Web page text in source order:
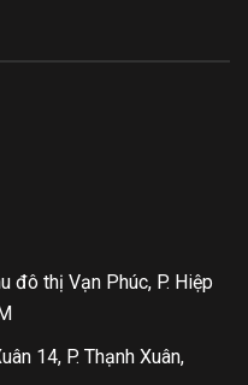
đô thị Vạn Phúc, P. Hiệp
14, P. Thạnh Xuân,